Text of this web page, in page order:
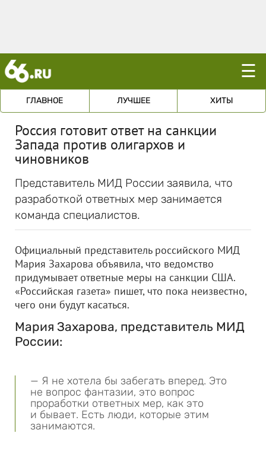
☰
ГЛАВНОЕ ЛУЧШЕЕ ХИТЫ
Россия готовит ответ на санкции
Запада против олигархов и
чиновников
Представитель МИД России заявила, что
разработкой ответных мер занимается
команда специалистов.
Официальный представитель российского МИД
Мария Захарова объявила, что ведомство
придумывает ответные меры на санкции США.
«Российская газета» пишет, что пока неизвестно,
чего они будут касаться.
Мария Захарова, представитель МИД
России:
— Я не хотела бы забегать вперед. Это
не вопрос фантазии, это вопрос
проработки ответных мер, как это
и бывает. Есть люди, которые этим
занимаются.